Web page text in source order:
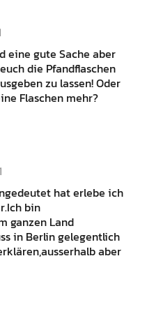
eine gute Sache aber
die Pfandflaschen
zu lassen! Oder
Flaschen mehr?
hat erlebe ich
bin
ganzen Land
in Berlin gelegentlich
aber